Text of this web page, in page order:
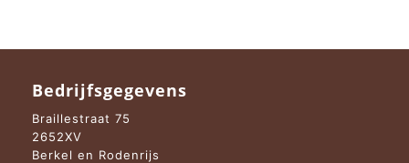
Bedrijfsgegevens
Braillestraat 75
2652XV
Berkel en Rodenrijs